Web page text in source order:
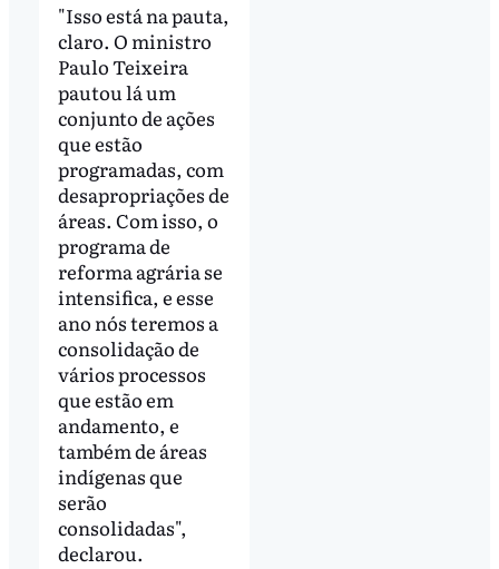
"Isso está na pauta,
claro. O ministro
Paulo Teixeira
pautou lá um
conjunto de ações
que estão
programadas, com
desapropriações de
áreas. Com isso, o
programa de
reforma agrária se
intensifica, e esse
ano nós teremos a
consolidação de
vários processos
que estão em
andamento, e
também de áreas
indígenas que
serão
consolidadas",
declarou.